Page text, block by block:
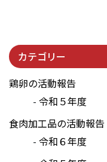
カテゴリー
鶏卵の活動報告
令和５年度
食肉加工品の活動報告
令和６年度